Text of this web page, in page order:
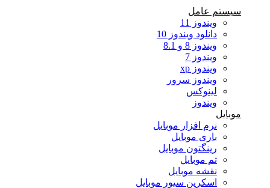
سیستم عامل
ویندوز 11
دانلود ویندوز 10
ویندوز 8 و 8.1
ویندوز 7
ویندوز xp
ویندوز سرور
لینوکس
ویندوز
موبایل
نرم افزار موبایل
بازی موبایل
رینگتون موبایل
تم موبایل
نقشه موبایل
اسکرین سیور موبایل